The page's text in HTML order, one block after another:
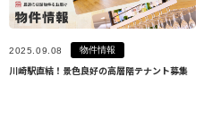
2025.09.08 物件情報
川崎駅直結！景色良好の高層階テナント募集